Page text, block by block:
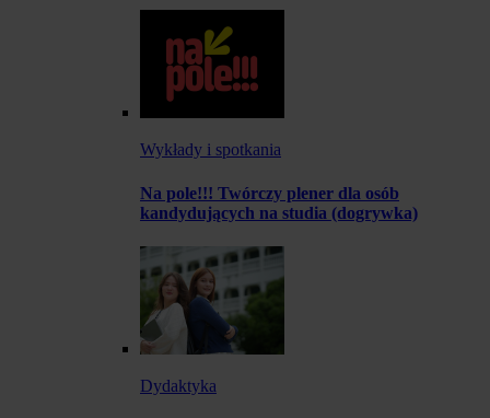
Wykłady i spotkania
Na pole!!! Twórczy plener dla osób
kandydujących na studia (dogrywka)
Dydaktyka